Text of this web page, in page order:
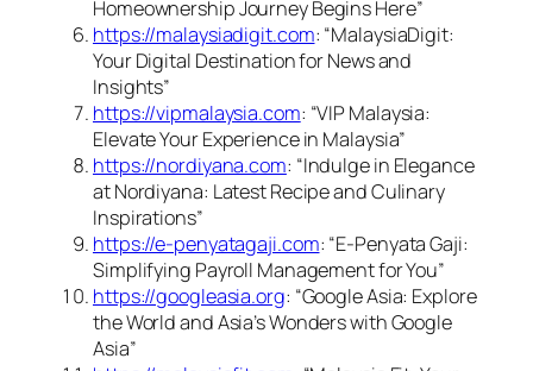
Homeownership Journey Begins Here”
https://malaysiadigit.com: “MalaysiaDigit:
Your Digital Destination for News and
Insights”
https://vipmalaysia.com: “VIP Malaysia:
Elevate Your Experience in Malaysia”
https://nordiyana.com: “Indulge in Elegance
at Nordiyana: Latest Recipe and Culinary
Inspirations”
https://e-penyatagaji.com: “E-Penyata Gaji:
Simplifying Payroll Management for You”
https://googleasia.org: “Google Asia: Explore
the World and Asia’s Wonders with Google
Asia”